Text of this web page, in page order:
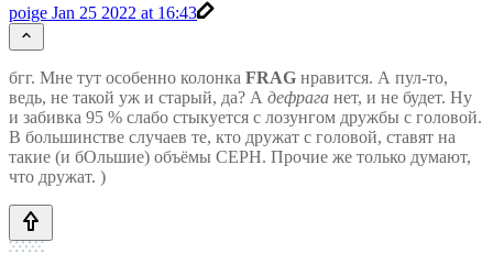
poige Jan 25 2022 at 16:43
бгг. Мне тут особенно колонка FRAG нравится. А пул-то,
ведь, не такой уж и старый, да? А дефрага нет, и не будет. Ну
и забивка 95 % слабо стыкуется с лозунгом дружбы с головой.
В большинстве случаев те, кто дружат с головой, ставят на
такие (и бОльшие) объёмы CEPH. Прочие же только думают,
что дружат. )